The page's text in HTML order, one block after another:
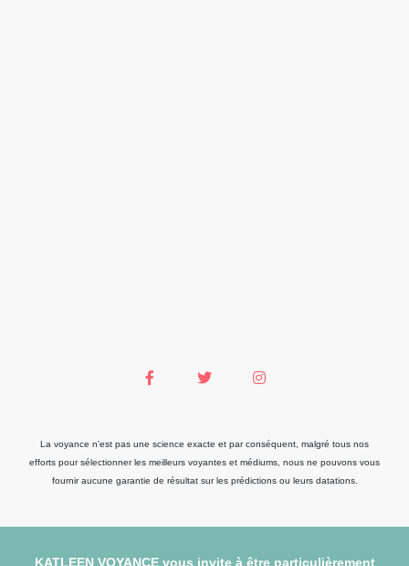
La voyance n'est pas une science exacte et par conséquent, malgré tous nos
efforts pour sélectionner les meilleurs voyantes et médiums, nous ne pouvons vous
fournir aucune garantie de résultat sur les prédictions ou leurs datations.
KATLEEN VOYANCE vous invite à être particulièrement